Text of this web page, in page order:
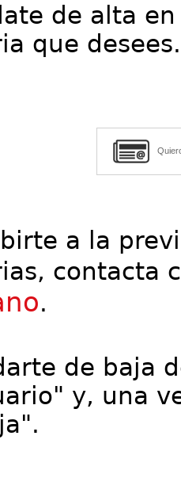
de alta
que desees.
a la
contacta
.
de baja
y, una